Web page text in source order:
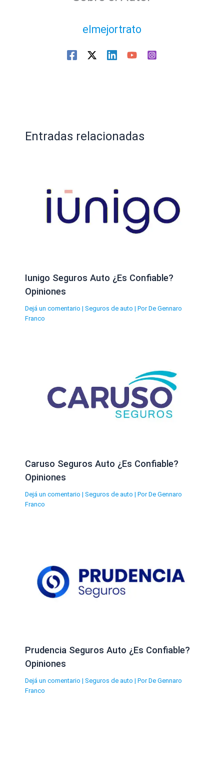
elmejortrato
Entradas relacionadas
Iunigo Seguros Auto ¿Es Confiable?
Opiniones
Dejá un comentario | Seguros de auto | Por De Gennaro
Franco
Caruso Seguros Auto ¿Es Confiable?
Opiniones
Dejá un comentario | Seguros de auto | Por De Gennaro
Franco
Prudencia Seguros Auto ¿Es Confiable?
Opiniones
Dejá un comentario | Seguros de auto | Por De Gennaro
Franco